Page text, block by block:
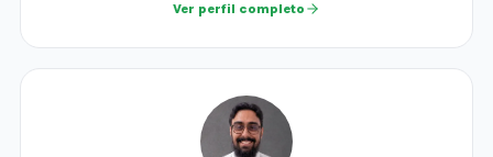
Ver perfil completo